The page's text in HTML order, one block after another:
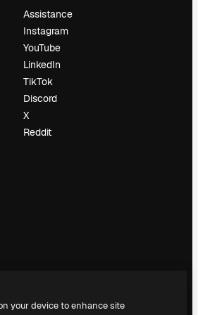
Assistance
Instagram
YouTube
LinkedIn
TikTok
Discord
X
Reddit
your device to enhance site